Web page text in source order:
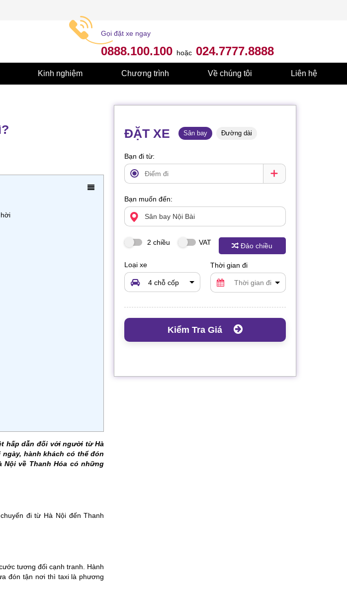
Gọi đặt xe ngay
0888.100.100 hoặc 024.7777.8888
Kinh nghiệm Chương trình Về chúng tôi Liên hệ
hấp dẫn đối với người từ Hà
hành khách có thể đón
Nội về Thanh Hóa có những
đi từ Hà Nội đến Thanh
tương đối cạnh tranh. Hành
đón tận nơi thì taxi là phương
ĐẶT XE Sân bay Đường dài
Bạn đi từ:
Bạn muốn đến:
2 chiều VAT Đảo chiều
Loại xe
4 chỗ cốp
Thời gian đi
Kiểm Tra Giá